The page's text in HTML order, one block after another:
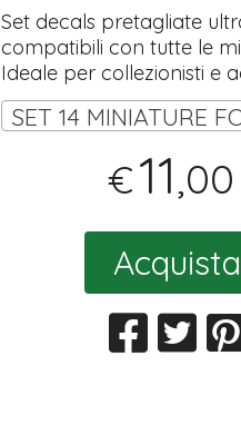
Set decals pretagliate
compatibili con tutte le
Ideale per collezionisti e
€11,00
Acquista